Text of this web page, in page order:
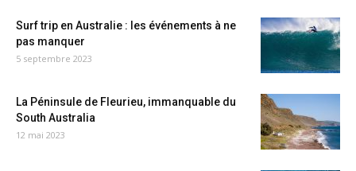
Surf trip en Australie : les événements à ne
pas manquer
5 septembre 2023
La Péninsule de Fleurieu, immanquable du
South Australia
12 mai 2023